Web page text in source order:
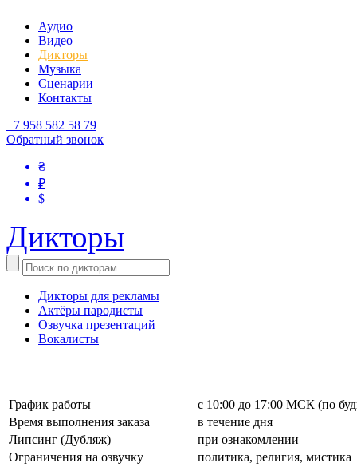
Аудио
Видео
Дикторы
Музыка
Сценарии
Контакты
+7 958 582 58 79
Обратный звонок
₴
₽
$
Дикторы
Дикторы для рекламы
Актёры пародисты
Озвучка презентаций
Вокалисты
График работы
с 10:00 до 17:00 МСК (по
Время выполнения заказа
в течение дня
Липсинг (Дубляж)
при ознакомлении
Ограничения на озвучку
политика, религия, мистика